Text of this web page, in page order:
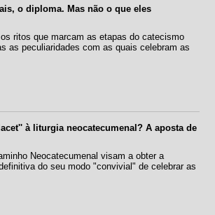
o diploma. Mas não o que eles
ritos que marcam as etapas do catecismo
as peculiaridades com as quais celebram as
à liturgia neocatecumenal? A aposta de
Neocatecumenal visam a obter a
do seu modo "convivial" de celebrar as